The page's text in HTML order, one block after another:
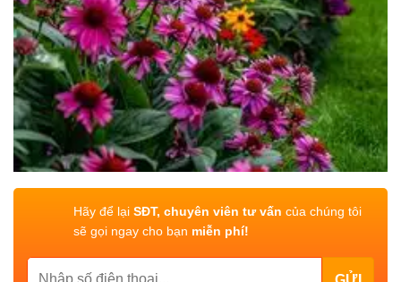
Hãy để lại SĐT, chuyên viên tư vấn của chúng tôi
sẽ gọi ngay cho bạn miễn phí!